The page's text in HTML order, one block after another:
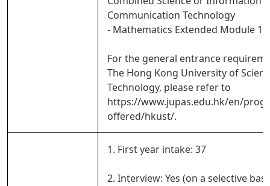
Communication Technology
- Mathematics Extended Module 1
For the general entrance
The Hong Kong University of
Technology, please refer to
https://www.jupas.edu.hk/en/
offered/hkust/.
1. First year intake: 37
2. Interview: Yes (on a selective